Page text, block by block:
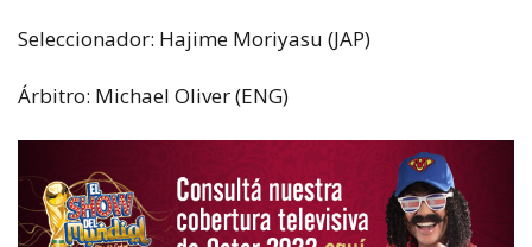
Seleccionador: Hajime Moriyasu (JAP)
Árbitro: Michael Oliver (ENG)